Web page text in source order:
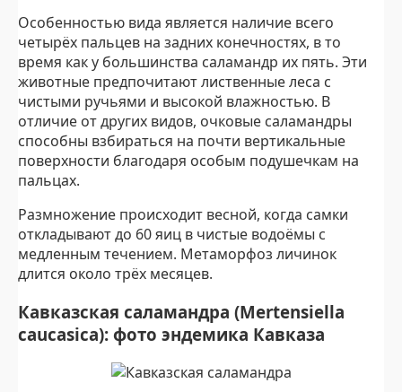
Особенностью вида является наличие всего
четырёх пальцев на задних конечностях, в то
время как у большинства саламандр их пять. Эти
животные предпочитают лиственные леса с
чистыми ручьями и высокой влажностью. В
отличие от других видов, очковые саламандры
способны взбираться на почти вертикальные
поверхности благодаря особым подушечкам на
пальцах.
Размножение происходит весной, когда самки
откладывают до 60 яиц в чистые водоёмы с
медленным течением. Метаморфоз личинок
длится около трёх месяцев.
Кавказская саламандра (Mertensiella
caucasica): фото эндемика Кавказа